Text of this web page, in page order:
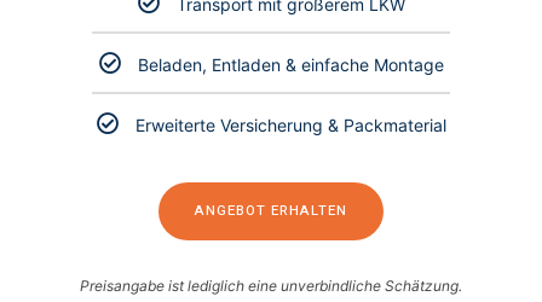
Transport mit größerem LKW
Beladen, Entladen & einfache Montage
Erweiterte Versicherung & Packmaterial
ANGEBOT ERHALTEN
Preisangabe ist lediglich eine unverbindliche Schätzung.